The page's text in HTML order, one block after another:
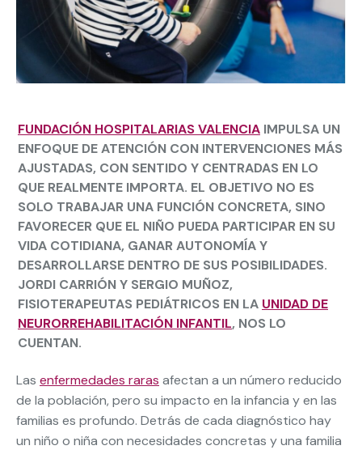
FUNDACIÓN HOSPITALARIAS VALENCIA IMPULSA UN
ENFOQUE DE ATENCIÓN CON INTERVENCIONES MÁS
AJUSTADAS, CON SENTIDO Y CENTRADAS EN LO
QUE REALMENTE IMPORTA. EL OBJETIVO NO ES
SOLO TRABAJAR UNA FUNCIÓN CONCRETA, SINO
FAVORECER QUE EL NIÑO PUEDA PARTICIPAR EN SU
VIDA COTIDIANA, GANAR AUTONOMÍA Y
DESARROLLARSE DENTRO DE SUS POSIBILIDADES.
JORDI CARRIÓNY SERGIO MUÑOZ,
FISIOTERAPEUTAS PEDIÁTRICOS EN LA UNIDAD DE
NEURORREHABILITACIÓN INFANTIL, NOS LO
CUENTAN.
Las enfermedades raras afectan a un número reducido
de la población, pero su impacto en la infancia y en las
familias es profundo. Detrás de cada diagnóstico hay
un niño o niña con necesidades concretas y una familia